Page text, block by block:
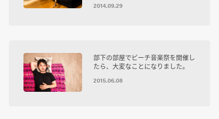
2014.09.29
部下の部屋でビーチ音楽祭を開催し
たら、大変なことになりました。
2015.06.08